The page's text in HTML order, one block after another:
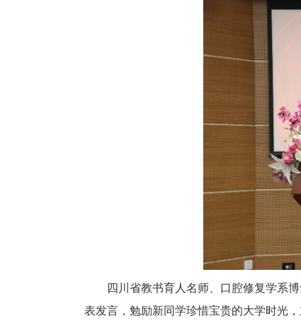
四川省教书育人名师、口腔修复学系博
表发言，勉励新同学珍惜宝贵的大学时光